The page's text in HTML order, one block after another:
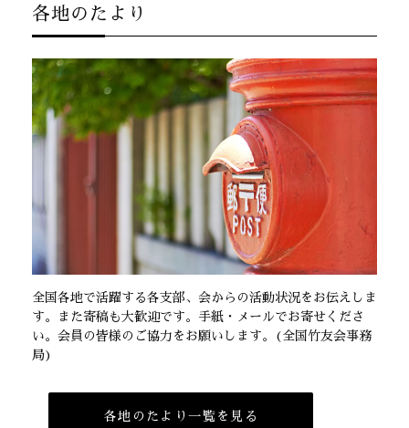
各地のたより
全国各地で活躍する各支部、会からの活動状況をお伝えしま
す。また寄稿も大歓迎です。手紙・メールでお寄せくださ
い。会員の皆様のご協力をお願いします。(全国竹友会事務
局)
各地のたより一覧を見る